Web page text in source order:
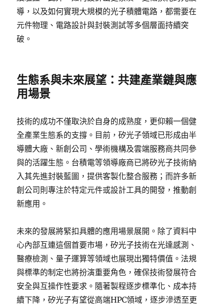
導，以及如何實現大規模的光子積體電路，都需要在
元件物理、電路設計與封裝測試等多個層面持續突
破。
生態系與未來展望：共建產業鏈與應
用場景
技術的成功不僅取決於自身的成熟度，更仰賴一個健
全產業生態系的支撐。目前，矽光子領域已形成由半
導體大廠、新創公司、學術機構及雲端服務商共同參
與的活躍生態。台積電等領導廠商已將矽光子技術納
入其先進封裝藍圖，提供客製化整合服務；而許多新
創公司則專注於特定元件或設計工具的開發，推動創
新應用。
未來的發展將緊扣具體的應用場景展開。除了資料中
心內部互連這個首要市場，矽光子技術在光達感測、
醫療檢測、量子運算等領域也展現出獨特價值。法規
與標準的制定也將扮演重要角色，確保技術發展符合
安全與互操作性要求。隨著製程逐步標準化、成本持
續下降，矽光子有望從高端HPC領域，逐步滲透至更